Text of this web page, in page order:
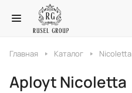
Главная Каталог Nicoletta
Aployt Nicoletta